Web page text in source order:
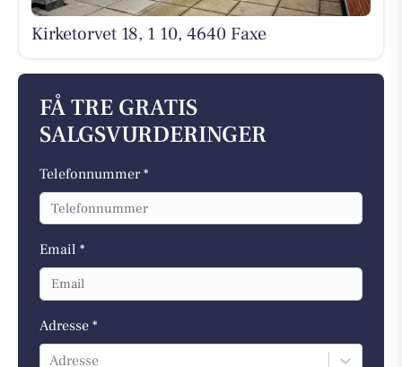
Kirketorvet 18, 1 10, 4640 Faxe
FÅ TRE GRATIS
SALGSVURDERINGER
Telefonnummer *
Email *
Adresse *
Adresse